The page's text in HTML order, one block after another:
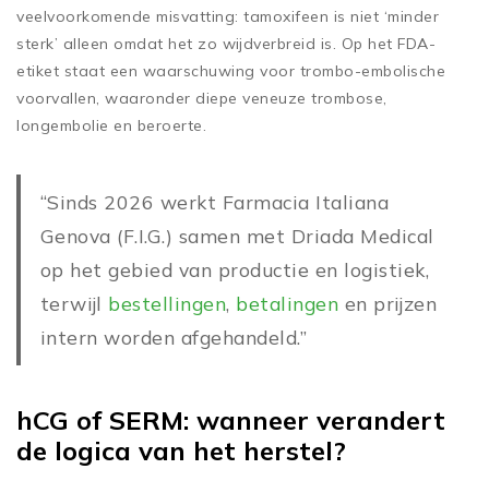
veelvoorkomende misvatting: tamoxifeen is niet ‘minder
sterk’ alleen omdat het zo wijdverbreid is. Op het FDA-
etiket staat een waarschuwing voor trombo-embolische
voorvallen, waaronder diepe veneuze trombose,
longembolie en beroerte.
“Sinds 2026 werkt Farmacia Italiana
Genova (F.I.G.) samen met Driada Medical
op het gebied van productie en logistiek,
terwijl bestellingen, betalingen en prijzen
intern worden afgehandeld.”
hCG of SERM: wanneer verandert
de logica van het herstel?